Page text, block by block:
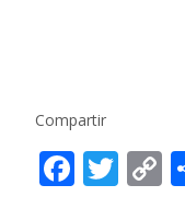
Compartir
F T C